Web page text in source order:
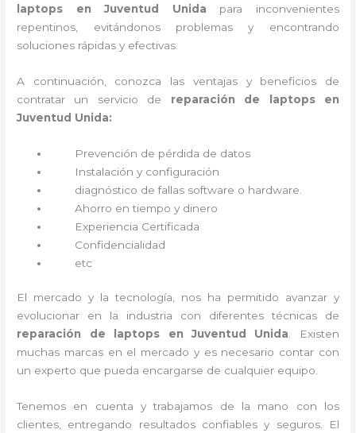
laptops en Juventud Unida para inconvenientes
repentinos, evitándonos problemas y encontrando
soluciones rápidas y efectivas.
A continuación, conozca las ventajas y beneficios de
contratar un servicio de reparación de laptops en
Juventud Unida:
Prevención de pérdida de datos
Instalación y configuración
diagnóstico de fallas software o hardware
Ahorro en tiempo y dinero
Experiencia Certificada
Confidencialidad
etc
El mercado y la tecnología, nos ha permitido avanzar y
evolucionar en la industria con diferentes técnicas de
reparación de laptops en Juventud Unida . Existen
muchas marcas en el mercado y es necesario contar con
un experto que pueda encargarse de cualquier equipo.
Tenemos en cuenta y trabajamos de la mano con los
clientes, entregando resultados confiables y seguros. El